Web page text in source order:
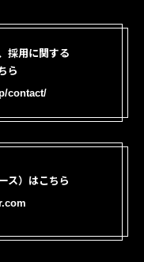
採用に関する
ら
contact/
ス）はこちら